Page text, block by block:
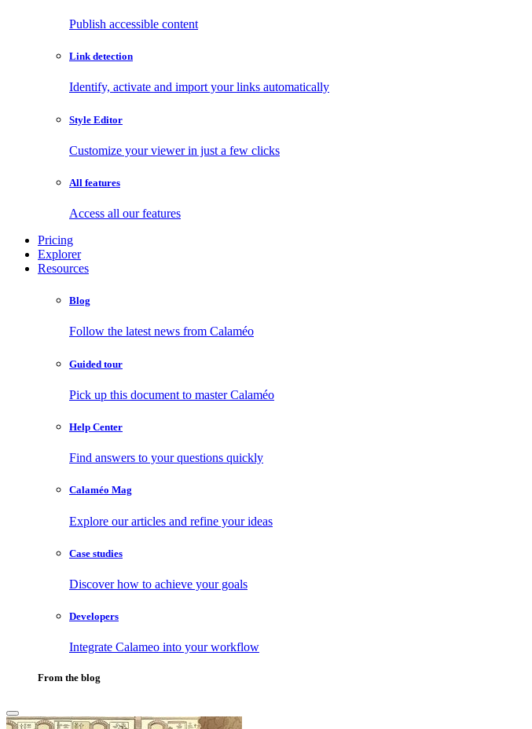
Publish accessible content
Link detection
Identify, activate and import your links automatically
Style Editor
Customize your viewer in just a few clicks
All features
Access all our features
Pricing
Explorer
Resources
Blog
Follow the latest news from Calaméo
Guided tour
Pick up this document to master Calaméo
Help Center
Find answers to your questions quickly
Calaméo Mag
Explore our articles and refine your ideas
Case studies
Discover how to achieve your goals
Developers
Integrate Calameo into your workflow
From the blog